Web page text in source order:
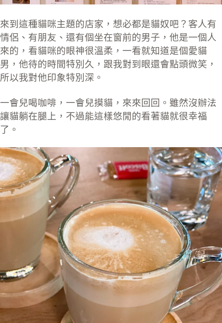
來到這種貓咪主題的店家，想必都是貓奴吧？客人有
情侶、有朋友、還有個坐在窗前的男子，他是一個人
來的，看貓咪的眼神很溫柔，一看就知道是個愛貓
男，他待的時間特別久，跟我對到眼還會點頭微笑，
所以我對他印象特別深。
一會兒喝咖啡，一會兒摸貓，來來回回。雖然沒辦法
讓貓躺在腿上，不過能這樣悠閒的看著貓就很幸福
了。